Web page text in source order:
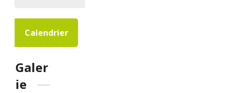
Calendrier
Galer
ie